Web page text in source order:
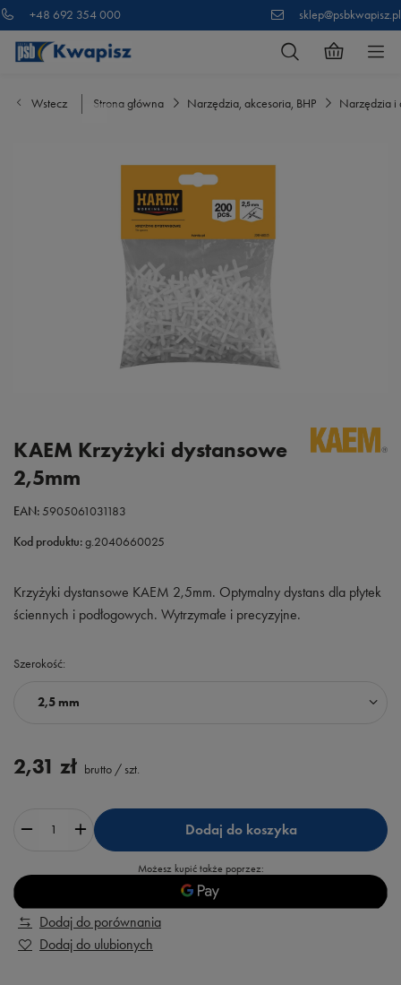
+48 692 354 000 sklep@psbkwapisz.pl
Wstecz Strona główna Narzędzia, akcesoria, BHP Narzędzia i
KAEM Krzyżyki dystansowe
2,5mm
EAN:5905061031183
Kod produktu:g.2040660025
Krzyżyki dystansowe KAEM 2,5mm. Optymalny dystans dla płytek
ściennych i podłogowych. Wytrzymałe i precyzyjne.
Szerokość
2,5 mm
2,31 zł brutto / szt.
Dodaj do koszyka
Możesz kupić także poprzez:
Dodaj do porównania
Dodaj do ulubionych